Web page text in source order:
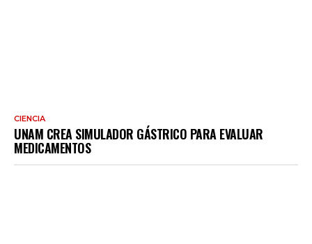
CIENCIA
UNAM CREA SIMULADOR GÁSTRICO PARA EVALUAR
MEDICAMENTOS